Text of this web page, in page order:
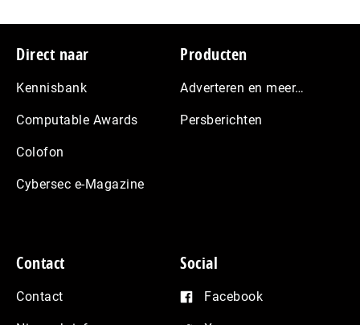
Footer
Direct naar
Kennisbank
Computable Awards
Colofon
Cybersec e-Magazine
Producten
Adverteren en meer…
Persberichten
Contact
Contact
Social
Facebook